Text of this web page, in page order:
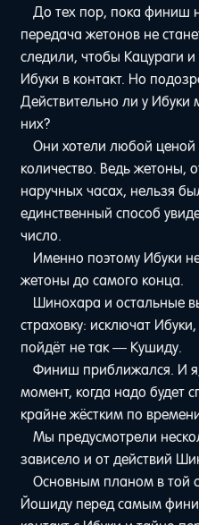
До тех пор, пока финиш
передача жетонов не
следили, чтобы Кацураги
Ибуки в контакт. Но
Действительно ли у
них?
Они хотели любой ценой
количество. Ведь жетоны,
наручных часах, нельзя
единственный способ
число.
Именно поэтому Ибуки
жетоны до самого конца.
Шинохара и остальные
страховку: исключат
пойдёт не так — Кушиду.
Финиш приближался. И
момент, когда надо будет
крайне жёстким по
Мы предусмотрели
зависело и от действий
Основным планом в той
Йошиду перед самым